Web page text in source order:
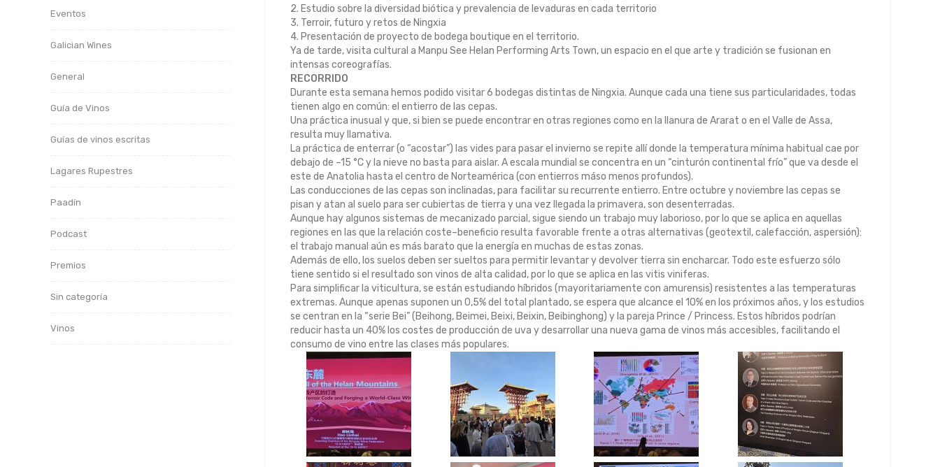
2. Estudio sobre la diversidad biótica y prevalencia de levaduras en cada territorio
3. Terroir, futuro y retos de Ningxia
4. Presentación de proyecto de bodega boutique en el territorio.
Ya de tarde, visita cultural a Manpu See Helan Performing Arts Town, un espacio en el que arte y tradición se fusionan en
intensas coreografías.
RECORRIDO
Durante esta semana hemos podido visitar 6 bodegas distintas de Ningxia. Aunque cada una tiene sus particularidades, todas
tienen algo en común: el entierro de las cepas.
Una práctica inusual y que, si bien se puede encontrar en otras regiones como en la llanura de Ararat o en el Valle de Assa,
resulta muy llamativa.
La práctica de enterrar (o “acostar”) las vides para pasar el invierno se repite allí donde la temperatura mínima habitual cae por
debajo de –15 °C y la nieve no basta para aislar. A escala mundial se concentra en un “cinturón continental frío” que va desde el
este de Anatolia hasta el centro de Norteamérica (con entierros máso menos profundos).
Las conducciones de las cepas son inclinadas, para facilitar su recurrente entierro. Entre octubre y noviembre las cepas se
pisan y atan al suelo para ser cubiertas de tierra y una vez llegada la primavera, son desenterradas.
Aunque hay algunos sistemas de mecanizado parcial, sigue siendo un trabajo muy laborioso, por lo que se aplica en aquellas
regiones en las que la relación coste–beneficio resulta favorable frente a otras alternativas (geotextil, calefacción, aspersión):
el trabajo manual aún es más barato que la energía en muchas de estas zonas.
Además de ello, los suelos deben ser sueltos para permitir levantar y devolver tierra sin encharcar. Todo este esfuerzo sólo
tiene sentido si el resultado son vinos de alta calidad, por lo que se aplica en las vitis viniferas.
Para simplificar la viticultura, se están estudiando híbridos (mayoritariamente con amurensis) resistentes a las temperaturas
extremas. Aunque apenas suponen un 0,5% del total plantado, se espera que alcance el 10% en los próximos años, y los estudios
se centran en la “serie Bei” (Beihong, Beimei, Beixi, Beixin, Beibinghong) y la pareja Prince / Princess. Estos híbridos podrían
reducir hasta un 40% los costes de producción de uva y desarrollar una nueva gama de vinos más accesibles, facilitando el
consumo de vino entre las clases más populares.
Eventos
Galician Wines
General
Guía de Vinos
Guías de vinos escritas
Lagares Rupestres
Paadín
Podcast
Premios
Sin categoría
Vinos